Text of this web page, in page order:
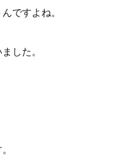
ですよね。
した。